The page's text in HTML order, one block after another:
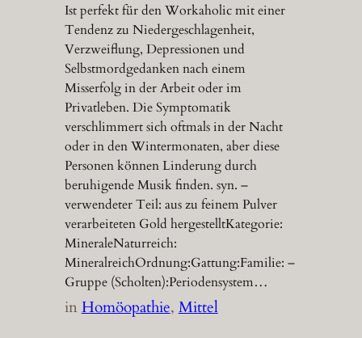
Ist perfekt für den Workaholic mit einer
Tendenz zu Niedergeschlagenheit,
Verzweiflung, Depressionen und
Selbstmordgedanken nach einem
Misserfolg in der Arbeit oder im
Privatleben. Die Symptomatik
verschlimmert sich oftmals in der Nacht
oder in den Wintermonaten, aber diese
Personen können Linderung durch
beruhigende Musik finden. syn. –
verwendeter Teil: aus zu feinem Pulver
verarbeiteten Gold hergestelltKategorie:
MineraleNaturreich:
MineralreichOrdnung:Gattung:Familie: –
Gruppe (Scholten):Periodensystem…
inHomöopathie, Mittel